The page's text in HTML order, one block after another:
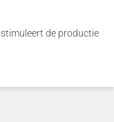
de productie